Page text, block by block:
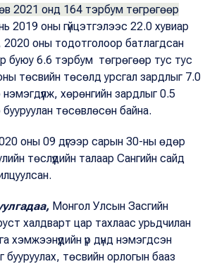
2021 онд 164 тэрбум төгрөгөөр
2019 оны гүйцэтгэлээс 22.0 хувиар
оны тодотголоор батлагдсан
буюу 6.6 тэрбум төгрөгөөр тус тус
төсвийн төсөлд урсгал зардлыг 7.0
хөрөнгийн зардлыг 0.5
төсөвлөсөн байна.
оны 09 дүгээр сарын 30-ны өдөр
төслүүдийн талаар Сангийн сайд
Монгол Улсын Засгийн
халдварт цар тахлаас урьдчилан
хэмжээнүүдийн үр дүнд нэмэгдсэн
бууруулах, төсвийн орлогын бааз